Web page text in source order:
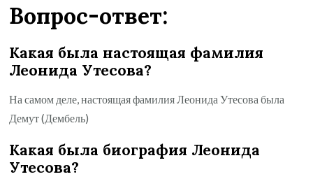
Вопрос-ответ:
Какая была настоящая фамилия
Леонида Утесова?
На самом деле, настоящая фамилия Леонида Утесова была
Демут (Дембель)
Какая была биография Леонида
Утесова?